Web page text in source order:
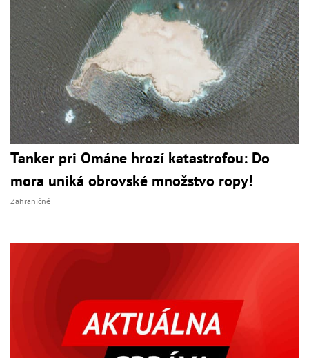
Tanker pri Ománe hrozí katastrofou: Do
mora uniká obrovské množstvo ropy!
Zahraničné